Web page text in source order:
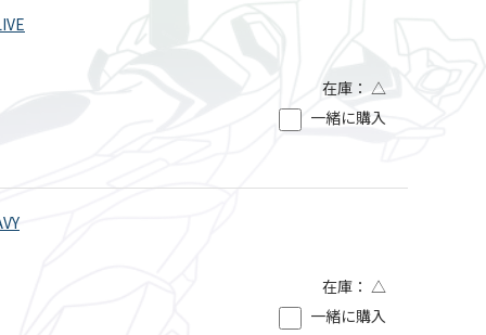
在庫： △
一緒に購入
在庫： △
一緒に購入